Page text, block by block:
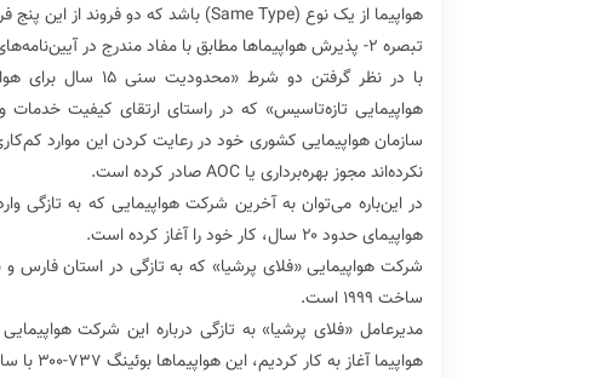
هواپیما‌ از یک نوع (Same Type) باشد که دو فروند از این پنج فروند هواپیما می‌تواند اجاره‌ای باشد‌.
تبصره ۲- پذیرش هواپیماها مطابق با مفاد مندرج در آیین‌نامه‌های دفاتر عملیات پرواز و قابلیت پرواز خواهد بود.
با در نظر گرفتن
هواپیمایی تازه‌تاسیس» که در راستای ارتقای کیفیت
‌سازمان هواپیمایی کشوری خود در رعایت کردن این موارد
نکرده‌‌اند مجوز بهره‌برداری یا AOC ‌صادر کرده است.
در این‌باره می‌توان به آخرین شرکت هواپیمایی که به تازگی
هواپیمای حدود ۲۰ سال، کار خود را آغاز کرده است.
شرکت هواپیمایی «فلای‌ پرشیا» که به تازگی در استان فارس و
ساخت ۱۹۹۹ است‌.
مدیرعامل‌ «فلای پرشیا» به تازگی درباره این شرکت
هواپیما آغاز به کار کردیم، این هواپیماها بوئینگ ۷۳۷-۳۰۰ با سایکل پروازی بسیار پایین هستند و سال ساخت آنها ۱۹۹۹ است.